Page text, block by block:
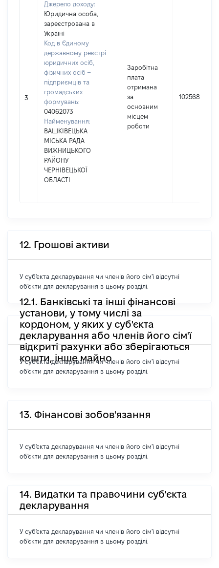
3
Джерело доходу:
Юридична особа,
зареєстрована в
Україні
Код в Єдиному
державному реєстрі
юридичних осіб,
фізичних осіб –
підприємців та
громадських
формувань:
04062073
Найменування:
ВАШКІВЕЦЬКА
МІСЬКА РАДА
ВИЖНИЦЬКОГО
РАЙОНУ
ЧЕРНІВЕЦЬКОЇ
ОБЛАСТІ
Заробітна
плата
отримана
за
основним
місцем
роботи
102568
12. Грошові активи
У суб'єкта декларування чи членів його сім'ї відсутні
об'єкти для декларування в цьому розділі.
12.1. Банківські та інші фінансові
установи, у тому числі за
кордоном, у яких у суб'єкта
декларування або членів його сім'ї
відкриті рахунки або зберігаються
кошти, інше майно
У суб'єкта декларування чи членів його сім'ї відсутні
об'єкти для декларування в цьому розділі.
13. Фінансові зобов'язання
У суб'єкта декларування чи членів його сім'ї відсутні
об'єкти для декларування в цьому розділі.
14. Видатки та правочини суб'єкта
декларування
У суб'єкта декларування чи членів його сім'ї відсутні
об'єкти для декларування в цьому розділі.